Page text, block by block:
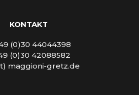
KONTAKT
(0)30 44044398
(0)30 42088582
maggioni-gretz.de